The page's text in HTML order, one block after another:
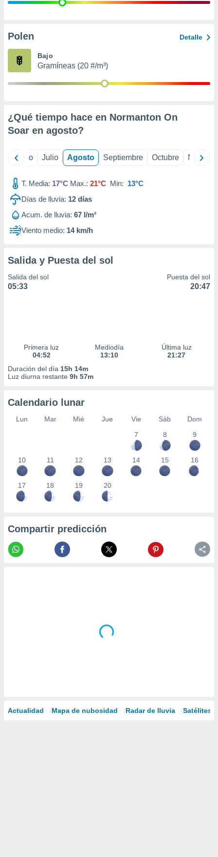
e
publicidad
Polen Detalle
Bajo
Gramíneas (20 #/m³)
¿Qué tiempo hace en Normanton On
Soar en agosto?
Junio Julio Agosto Septiembre Octubre
T. Media: 17°C Max.: 21°C Min: 13°C
Días de lluvia: 12 días
Acum. de lluvia: 67 l/m²
Viento medio: 14 km/h
Salida y Puesta del sol
Salida del sol
05:33
Puesta del sol
20:47
Primera luz
04:52
Mediodía
13:10
Última luz
21:27
Duración del día 15h 14m
Luz diurna restante 9h 57m
Calendario lunar
Lun Mar Mié Jue Vie Sáb
Dom
7
8 9
10 11 12 13 14 15 16
17 18 19 20
Compartir predicción
Actualidad Mapa de nubosidad Radar de lluvia Satélites